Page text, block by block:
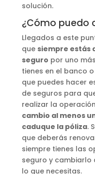
solución.
¿Cómo puedo
Llegados a este
que siempre estás
seguro por uno
tienes en el banco
que puedes hacer
de seguros para
realizar la
cambio al menos
caduque la póliza.
que deberás
siempre tienes las
seguro y cambiarlo
lo que necesitas.